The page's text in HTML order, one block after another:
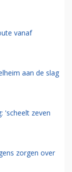
vanaf
aan de slag
'scheelt zeven
zorgen over